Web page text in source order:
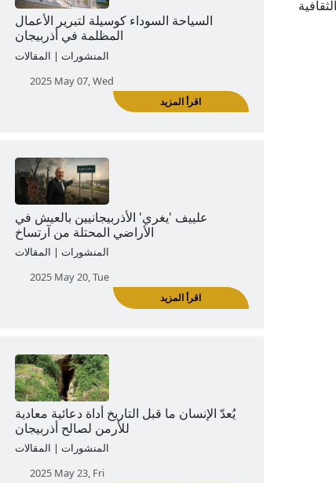
عائلة علييف الأديانية
المنشورات | المقالات
2025 May 06, Tue
السياحة السوداء كوسيلة لتبرير الأعمال
المظلمة في أذربيجان
المنشورات | المقالات
2025 May 07, Wed